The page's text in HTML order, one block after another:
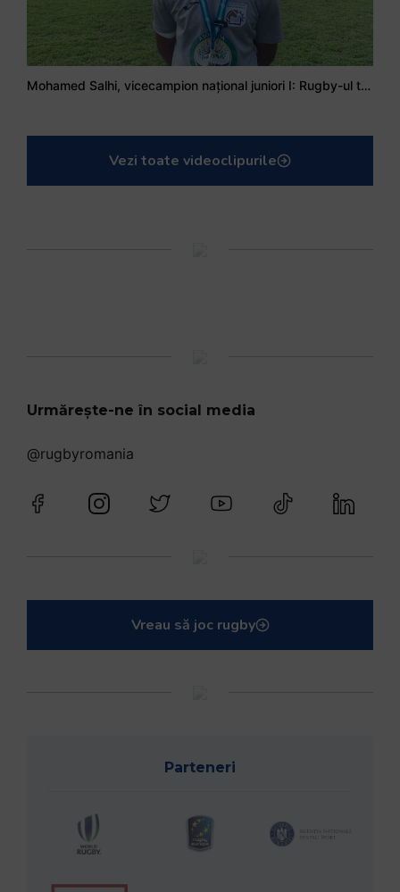
Mohamed Salhi, vicecampion național juniori I: Rugby-ul te învață să accepți și înfrângerile
Vezi toate videoclipurile
Urmărește-ne în social media
@rugbyromania
Vreau să joc rugby
Parteneri